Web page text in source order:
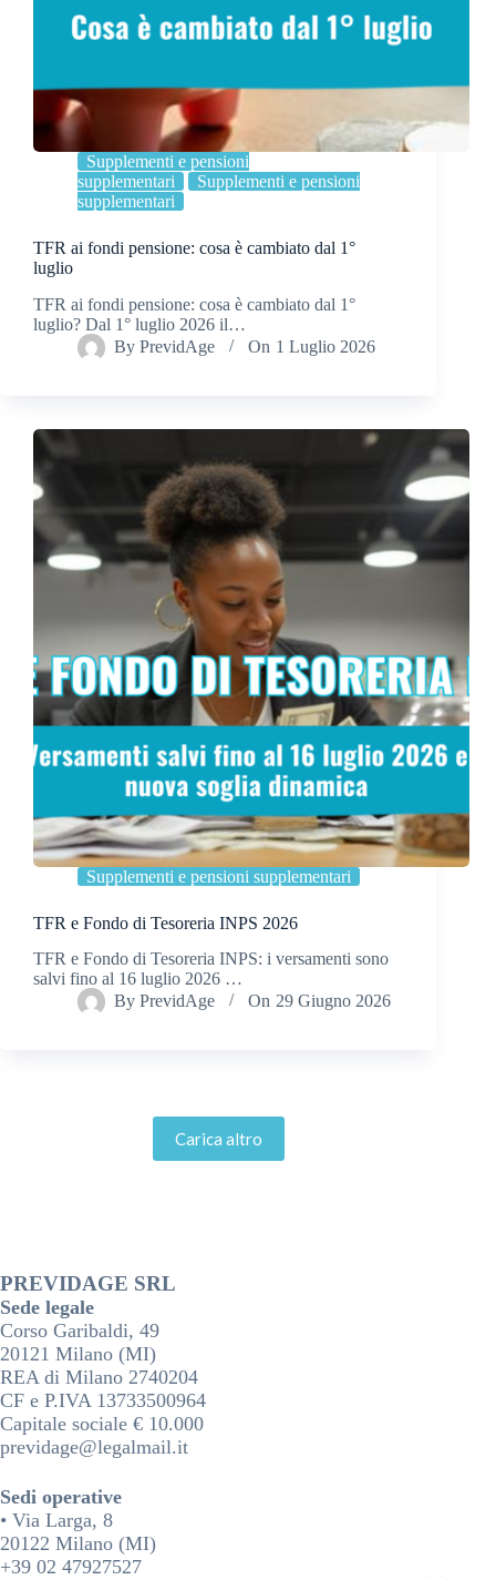
Supplementi e pensioni
supplementari
Supplementi e pensioni
supplementari
TFR ai fondi pensione: cosa è cambiato dal 1°
luglio
TFR ai fondi pensione: cosa è cambiato dal 1°
luglio? Dal 1° luglio 2026 il…
By PrevidAge On 1 Luglio 2026
Supplementi e pensioni supplementari
TFR e Fondo di Tesoreria INPS 2026
TFR e Fondo di Tesoreria INPS: i versamenti sono
salvi fino al 16 luglio 2026 …
By PrevidAge On 29 Giugno 2026
Carica altro
PREVIDAGE SRL
Sede legale
Corso Garibaldi, 49
20121 Milano (MI)
REA di Milano 2740204
CF e P.IVA 13733500964
Capitale sociale € 10.000
previdage@legalmail.it
Sedi operative
• Via Larga, 8
20122 Milano (MI)
+39 02 47927527